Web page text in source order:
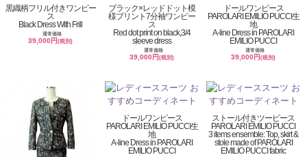
黒織柄フリル付きワンピー
ス
Black Dress With Frill
通常価格
39,000円(税別)
ブラック×レッドドット模
様プリント7分袖ワンピー
ス
Red dot print on black,3/4
sleeve dress
通常価格
39,000円(税別)
ドールワンピース
PAROLARI EMILIO PUCCI生
地
A-line Dress in PAROLARI
EMILIO PUCCI
通常価格
39,000円(税別)
ドールワンピース
PAROLARI EMILIO PUCCI生
地
A-line Dress in PAROLARI
EMILIO PUCCI
ストール付きツーピース
PAROLARI EMILIO PUCCI
3 items ensemble: Top, skirt &
stole made of PAROLARI
EMILIO PUCCI fabric